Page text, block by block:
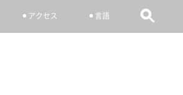
アクセス 言語